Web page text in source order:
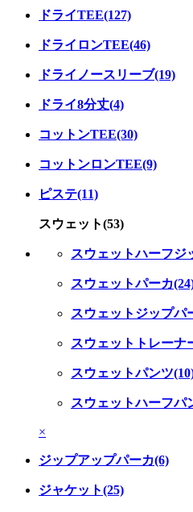
ドライTEE(127)
ドライロンTEE(46)
ドライノースリーブ(19)
ドライ8分丈(4)
コットンTEE(30)
コットンロンTEE(9)
ピステ(11)
スウェット(53)
スウェットハーフジ
スウェットパーカ
スウェットジップパ
スウェットトレーナ
スウェットパンツ
スウェットハーフパ
×
ジップアップパーカ(6)
ジャケット(25)